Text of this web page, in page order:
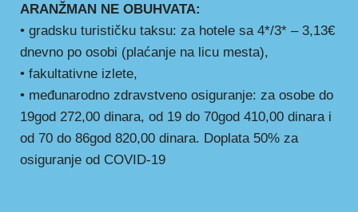
ARANŽMAN NE OBUHVATA:
• gradsku turističku taksu: za hotele sa 4*/3* – 3,13€
dnevno po osobi (plaćanje na licu mesta),
• fakultativne izlete,
• međunarodno zdravstveno osiguranje: za osobe do
19god 272,00 dinara, od 19 do 70god 410,00 dinara i
od 70 do 86god 820,00 dinara. Doplata 50% za
osiguranje od COVID-19